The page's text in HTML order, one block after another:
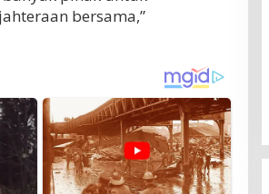
bersama,”
Erick Thohir Minta Timnas
Indonesia Bangkit, Wajib Raih Poin